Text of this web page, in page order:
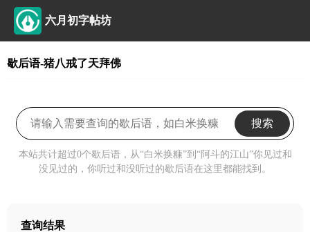
六月初字帖坊
歇后语-猪八戒了天拜佛
搜索
本站共计超过0个歇后语，从“白米换糠”到“阿斗的江山”你见过和
没见过的，你听过和没听过的歇后语在这里都能找到。
查询结果